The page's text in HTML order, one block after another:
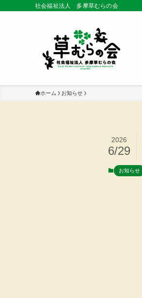
社会福祉法人 多摩草むらの会
ホーム お知らせ
2026
6/29
お知らせ